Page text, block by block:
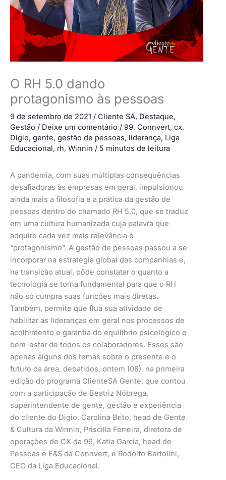
O RH 5.0 dando
protagonismo às pessoas
9 de setembro de 2021 / Cliente SA, Destaque,
Gestão / Deixe um comentário / 99, Connvert, cx,
Digio, gente, gestão de pessoas, liderança, Liga
Educacional, rh, Winnin / 5 minutos de leitura
A pandemia, com suas múltiplas consequências
desafiadoras às empresas em geral, impulsionou
ainda mais a filosofia e a prática da gestão de
pessoas dentro do chamado RH 5.0, que se traduz
em uma cultura humanizada cuja palavra que
adquire cada vez mais relevância é
“protagonismo”. A gestão de pessoas passou a se
incorporar na estratégia global das companhias e,
na transição atual, pôde constatar o quanto a
tecnologia se torna fundamental para que o RH
não só cumpra suas funções mais diretas.
Também, permite que flua sua atividade de
habilitar as lideranças em geral nos processos de
acolhimento e garantia do equilíbrio psicológico e
bem-estar de todos os colaboradores. Esses são
apenas alguns dos temas sobre o presente e o
futuro da área, debatidos, ontem (08), na primeira
edição do programa ClienteSA Gente, que contou
com a participação de Beatriz Nóbrega,
superintendente de gente, gestão e experiência
do cliente do Digio, Carolina Brito, head de Gente
& Cultura da Winnin, Priscilla Ferreira, diretora de
operações de CX da 99, Katia Garcia, head de
Pessoas e E&S da Connvert, e Rodolfo Bertolini,
CEO da Liga Educacional.